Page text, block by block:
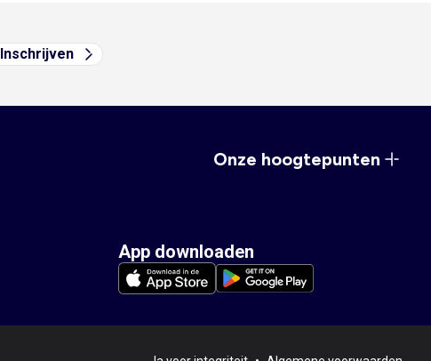
Inschrijven
Onze hoogtepunten
App downloaden